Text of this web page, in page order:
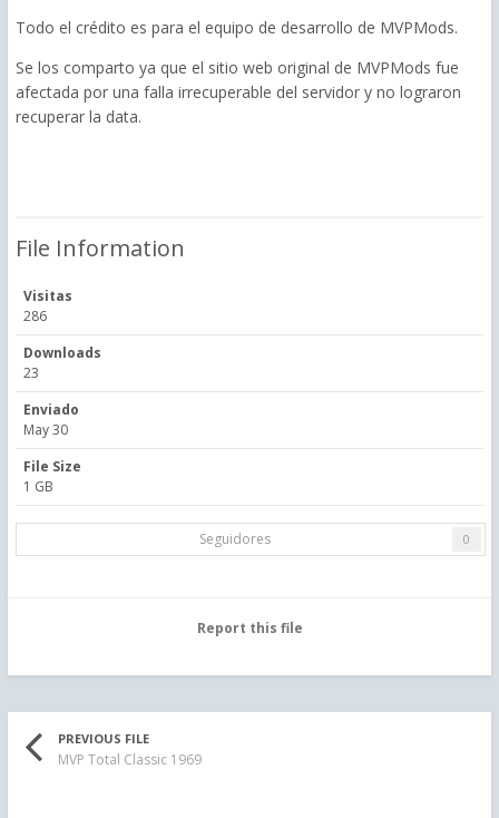
Todo el crédito es para el equipo de desarrollo de MVPMods.
Se los comparto ya que el sitio web original de MVPMods fue
afectada por una falla irrecuperable del servidor y no lograron
recuperar la data.
File Information
Visitas
286
Downloads
23
Enviado
May 30
File Size
1 GB
Seguidores 0
Report this file
PREVIOUS FILE
MVP Total Classic 1969